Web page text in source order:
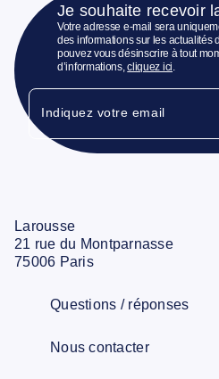
Je souhaite recevoir
Votre adresse e-mail sera
des informations sur les actualités
pouvez vous désinscrire à tout
d’informations,cliquez ici.
Indiquez votre email
Larousse
21 rue du Montparnasse
75006 Paris
Questions / réponses
Nous contacter